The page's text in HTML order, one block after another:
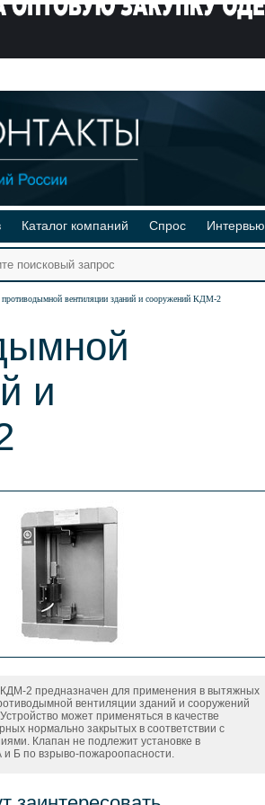
Каталог компаний Спрос Интервью
вентиляции зданий и сооружений КДМ-2
и
2 предназначен для применения в вытяжных
вентиляции зданий и сооружений
может применяться в качестве
нормально закрытых в соответствии с
Клапан не подлежит установке в
Б по взрыво-пожароопасности.